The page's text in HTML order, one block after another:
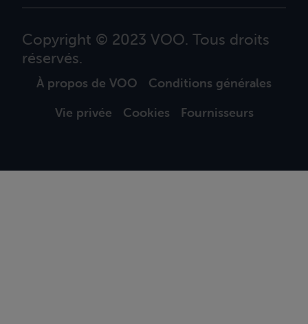
Copyright © 2023 VOO. Tous droits
réservés.
À propos de VOO
Conditions générales
Vie privée
Cookies Fournisseurs